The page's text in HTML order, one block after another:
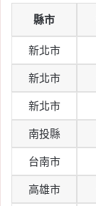
縣市
新北市
新北市
新北市
南投縣
台南市
高雄市